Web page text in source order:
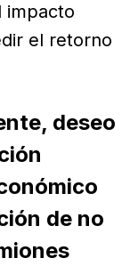
impacto
el retorno
deseo
de no